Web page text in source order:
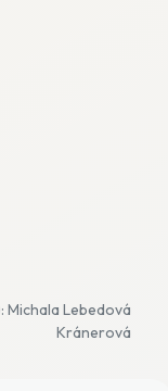
Michala Lebedová
Kránerová